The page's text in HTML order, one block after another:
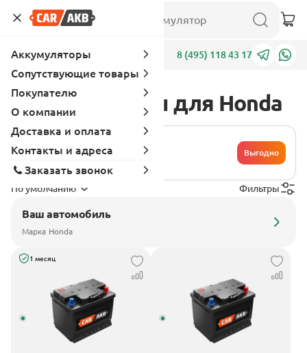
Адреса 8 (495) 118 43 17
Аккумуляторы для Honda
свой
Выгодно
По умолчанию Фильтры
Ваш автомобиль
Марка Honda
1 месяц
Аккумуляторы
Сопутствующие товары
Покупателю
О компании
Доставка и оплата
Контакты и адреса
Заказать звонок